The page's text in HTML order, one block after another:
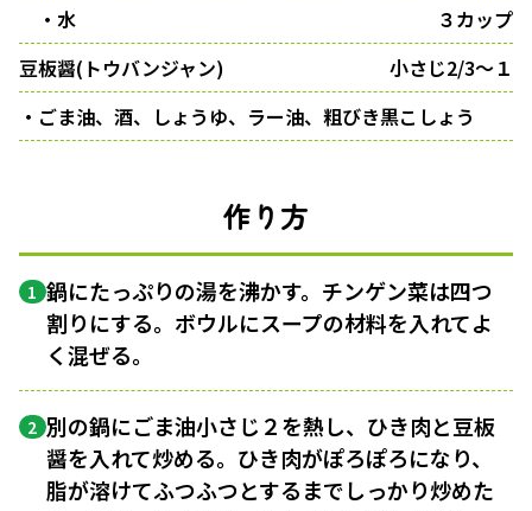
・水
３カップ
豆板醤(トウバンジャン)
小さじ2/3〜１
・ごま油、酒、しょうゆ、ラー油、粗びき黒こしょう
作り方
1 鍋にたっぷりの湯を沸かす。チンゲン菜は四つ
割りにする。ボウルにスープの材料を入れてよ
く混ぜる。
2 別の鍋にごま油小さじ２を熱し、ひき肉と豆板
醤を入れて炒める。ひき肉がぽろぽろになり、
脂が溶けてふつふつとするまでしっかり炒めた